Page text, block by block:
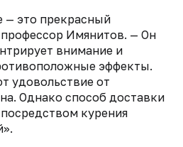
— это прекрасный
Имянитов. — Он
внимание и
эффекты.
удовольствие от
Однако способ доставки
курения